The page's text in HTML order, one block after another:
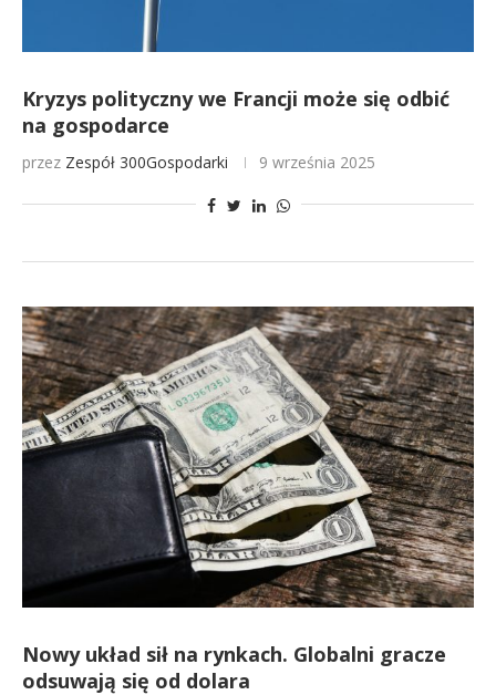
Kryzys polityczny we Francji może się odbić
na gospodarce
przez Zespół 300Gospodarki 9 września 2025
Nowy układ sił na rynkach. Globalni gracze
odsuwają się od dolara